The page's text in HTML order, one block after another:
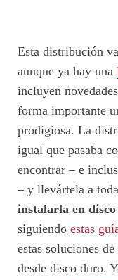
Esta distribución
aunque ya hay una
incluyen
forma importante
prodigiosa. La
igual que pasaba
encontrar – e
– y llevártela a
instalarla en
siguiendo estas
estas soluciones de
desde disco duro.